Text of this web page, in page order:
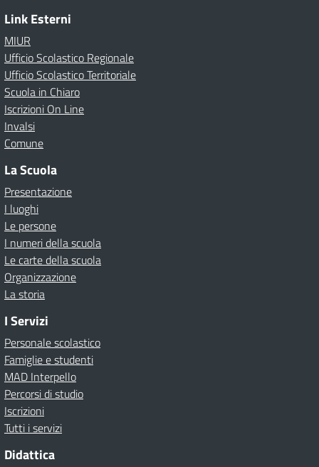
Link Esterni
MIUR
Ufficio Scolastico Regionale
Ufficio Scolastico Territoriale
Scuola in Chiaro
Iscrizioni On Line
Invalsi
Comune
La Scuola
Presentazione
I luoghi
Le persone
I numeri della scuola
Le carte della scuola
Organizzazione
La storia
I Servizi
Personale scolastico
Famiglie e studenti
MAD Interpello
Percorsi di studio
Iscrizioni
Tutti i servizi
Didattica